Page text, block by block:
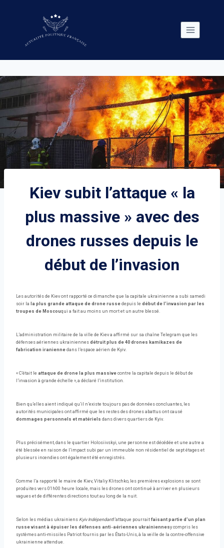
Kiev subit l’attaque « la
plus massive » avec des
drones russes depuis le
début de l’invasion
Les autorités de Kiev ont rapporté ce dimanche que la capitale ukrainienne a subi samedi
soir la la plus grande attaque de drone russe depuis le début de l’invasion par les
troupes de Moscouqui a fait au moins un mort et un autre blessé.
L’administration militaire de la ville de Kiev a affirmé sur sa chaîne Telegram que les
défenses aériennes ukrainiennes détruit plus de 40 drones kamikazes de
fabrication iranienne dans l’espace aérien de Kyiv.
« C’était le attaque de drone la plus massive contre la capitale depuis le début de
l’invasion à grande échelle », a déclaré l’institution.
Bien qu’elles aient indiqué qu’il n’existe toujours pas de données concluantes, les
autorités municipales ont affirmé que les restes des drones abattus ont causé
dommages personnels et matériels dans divers quartiers de Kyiv.
Plus précisément, dans le quartier Holosiivskyi, une personne est décédée et une autre a
été blessée en raison de l’impact subi par un immeuble non résidentiel de sept étages et
plusieurs incendies ont également été enregistrés.
Comme l’a rapporté le maire de Kiev, Vitaliy Klitschko, les premières explosions se sont
produites vers 01h00 heure locale, mais les drones ont continué à arriver en plusieurs
vagues et de différentes directions tout au long de la nuit.
Selon les médias ukrainiens Kyiv Indépendantl’attaque pourrait faisant partie d’un plan
russe visant à épuiser les défenses anti-aériennes ukrainiennesy compris les
systèmes anti-missiles Patriot fournis par les États-Unis, à la veille de la contre-offensive
ukrainienne attendue.